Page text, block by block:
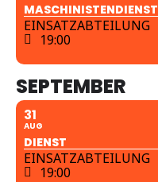
MASCHINISTENDIENST
EINSATZABTEILUNG
19:00
SEPTEMBER
31
AUG
DIENST
EINSATZABTEILUNG
19:00